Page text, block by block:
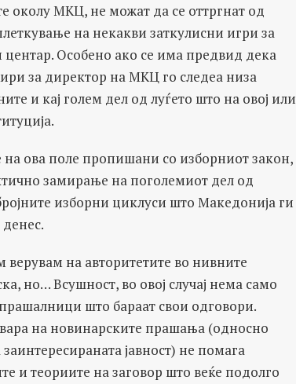
околу МКЦ, не можат да се оттргнат од
на некакви заткулисни игри за
Особено ако се има предвид дека
за директор на МКЦ го следеа низа
и кај голем дел од луѓето што на овој или
ова поле пропишани со изборниот закон,
замирање на поголемиот дел од
изборни циклуси што Македонија ги
на авторитетите во нивните
но… Всушност, во овој случај нема само
што бараат свои одговори.
на новинарските прашања (односно
јавност) не помага
и теориите на заговор што веќе подолго